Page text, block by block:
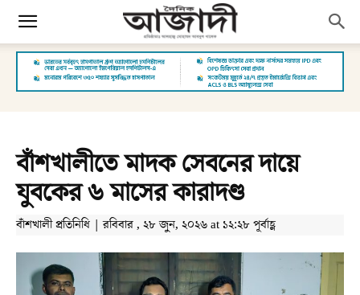
বাঁশখালীতে মাদক সেবনের দায়ে
যুবকের ৬ মাসের কারাদণ্ড
বাঁশখালী প্রতিনিধি | রবিবার , ২৮ জুন, ২০২৬ at ১২:২৮ পূর্বাহ্ণ